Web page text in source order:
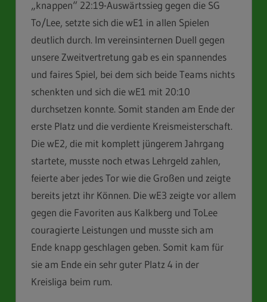
„knappen“ 22:19-Auswärtssieg gegen die SG
To/Lee, setzte sich die wE1 in allen Spielen
deutlich durch. Im vereinsinternen Duell gegen
unsere Zweitvertretung gab es ein spannendes
und faires Spiel, bei dem sich beide Teams nichts
schenkten und sich die wE1 mit 20:10
durchsetzen konnte. Somit standen am Ende der
erste Platz und die verdiente Kreismeisterschaft.
Die wE2, die mit komplett jüngerem Jahrgang
startete, musste noch etwas Lehrgeld zahlen,
feierte aber jedes Tor wie die Großen und zeigte
bereits jetzt ihr Können. Die wE3 zeigte vor allem
gegen die Favoriten aus Kalkberg und ToLee
couragierte Leistungen und musste sich am
Ende knapp geschlagen geben. Somit kam für
sie am Ende ein sehr guter Platz 4 in der
Kreisliga beim rum.